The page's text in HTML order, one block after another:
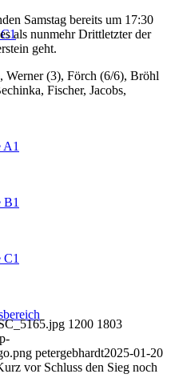
A1
B1
Samstag bereits um 17:30
als nunmehr Drittletzter der
geht.
Werner (3), Förch (6/6), Bröhl
Fischer, Jacobs,
1200 1803
petergebhardt2025-01-20
vor Schluss den Sieg noch